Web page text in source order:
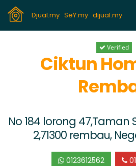
Djual.my SeY.my dijual.my
Verified
Ciktun
No 184 lorong 47,Taman
2,71300 rembau,
0123612562